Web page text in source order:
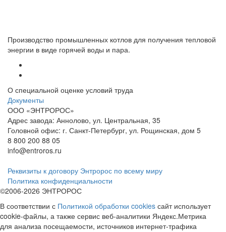
Производство промышленных котлов для получения тепловой
энергии в виде горячей воды и пара.
О специальной оценке условий труда
Документы
ООО «ЭНТРОРОС»
Адрес завода: Аннолово, ул. Центральная, 35
Головной офис: г. Санкт-Петербург, ул. Рощинская, дом 5
8 800 200 88 05
info@entroros.ru
Реквизиты к договору Энтророс по всему миру
Политика конфиденциальности
©2006-2026 ЭНТРОРОС
В соответствии с Политикой обработки cookies сайт использует
cookie-файлы, а также сервис веб-аналитики Яндекс.Метрика
для анализа посещаемости, источников интернет-трафика